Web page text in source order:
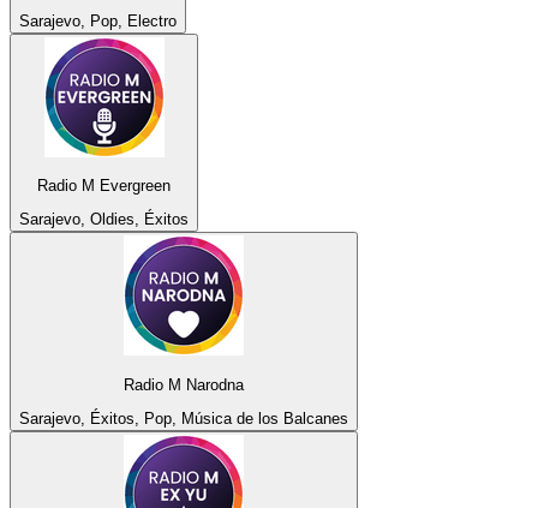
Sarajevo, Pop, Electro
Radio M Evergreen
Sarajevo, Oldies, Éxitos
Radio M Narodna
Sarajevo, Éxitos, Pop, Música de los Balcanes